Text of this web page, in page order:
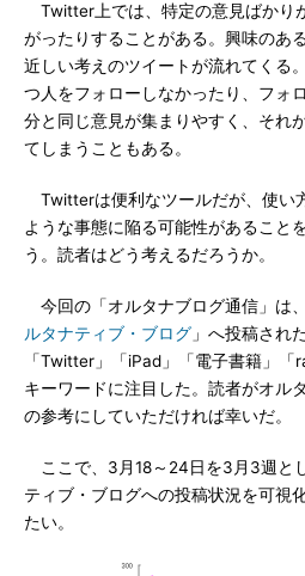
Twitter上では、特定の意見ばかり
がったりすることがある。興味のあ
近しい考えのツイートが流れてくる
つ人をフォローしなかったり、フォ
分と同じ意見が集まりやすく、それ
てしまうこともある。
Twitterは便利なツールだが、使い
ような事態に陥る可能性があること
う。読者はどう考えるだろうか。
今回の「オルタナブログ通信」は
ルタナティブ・ブログ 」へ投稿され
「Twitter」「iPad」「電子書籍」
キーワードに注目した。読者がオル
の参考にしていただければ幸いだ。
ここで、3月18～24日を3月3週と
ティブ・ブログへの投稿状況を可視
たい。